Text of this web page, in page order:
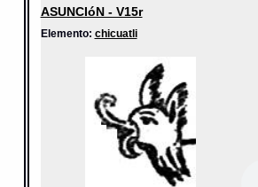
ASUNCIóN - V15r
Elemento: chicuatli